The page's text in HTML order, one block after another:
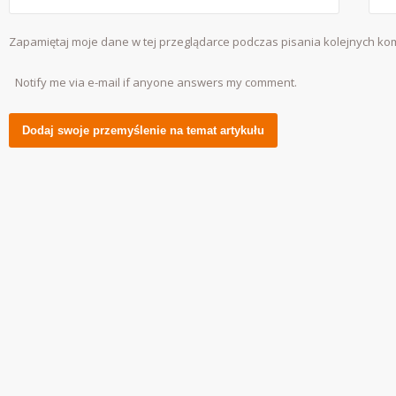
Zapamiętaj moje dane w tej przeglądarce podczas pisania kolejnych
Notify me via e-mail if anyone answers my comment.